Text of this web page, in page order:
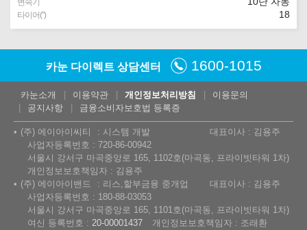
타이어(″) 18
카눈 다이렉트 상담센터 1600-1015
카눈소개 이용약관 개인정보처리방침
이용문의
공지사항
금융소비자보호법 등록증
(주) 에이아이씨티 시스템 개발
대표이사 : 김용주
사업자등록번호 : 720-86-00942
서울시 강서구 마곡중앙로 165, 1102호(마곡동, 프라이빗타워 1차)
개인정보보호책임자 : 김용주
(주) 에이아이밴드
리스,할부금융 중개업
대표이사 : 김용주
사업자등록번호 : 180-88-03053
서울시 강서구 마곡중앙로 165, 1101호(마곡동, 프라이빗타워 1차)
여신 등록번호 : 20-00001437 개인정보보호책임자 : 조래환